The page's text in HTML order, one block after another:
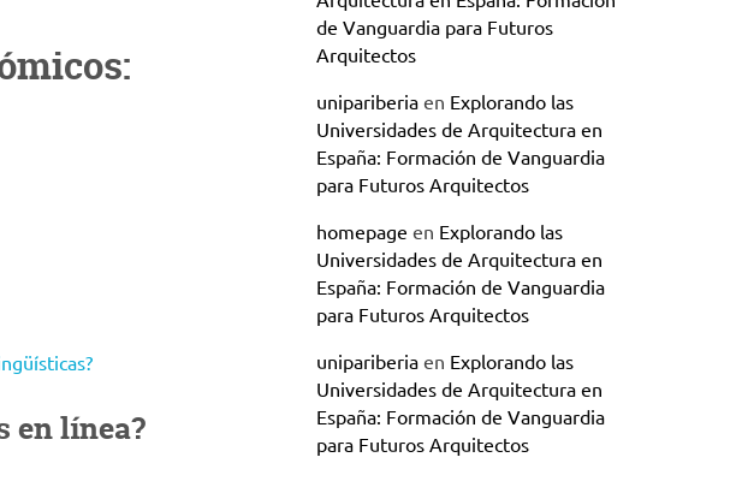
en línea?
de Vanguardia para Futuros
Arquitectos
unipariberiaen Explorando las
Universidades de Arquitectura en
España: Formación de Vanguardia
para Futuros Arquitectos
homepage en Explorando las
Universidades de Arquitectura en
España: Formación de Vanguardia
para Futuros Arquitectos
unipariberiaen Explorando las
Universidades de Arquitectura en
España: Formación de Vanguardia
para Futuros Arquitectos